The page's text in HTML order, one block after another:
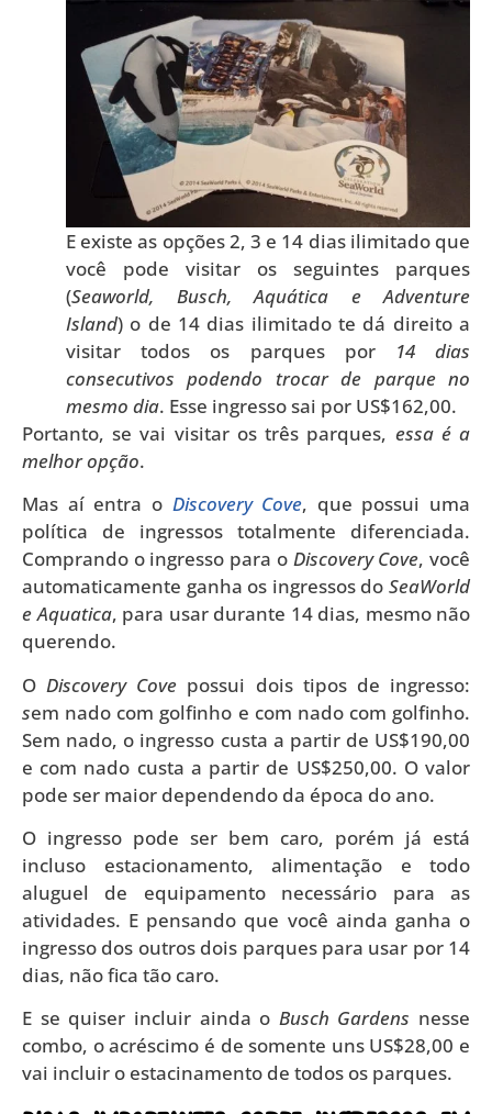
E existe as opções 2, 3 e 14 dias ilimitado que
você pode visitar os seguintes parques
(Seaworld, Busch, Aquática e Adventure
Island) o de 14 dias ilimitado te dá direito a
visitar todos os parques por 14 dias
consecutivos podendo trocar de parque no
mesmo dia. Esse ingresso sai por US$162,00.
Portanto, se vai visitar os três parques, essa é a
melhor opção.
Mas aí entra o Discovery Cove, que possui uma
política de ingressos totalmente diferenciada.
Comprando o ingresso para o Discovery Cove, você
automaticamente ganha os ingressos do SeaWorld
e Aquatica, para usar durante 14 dias, mesmo não
querendo.
O Discovery Cove possui dois tipos de ingresso:
sem nado com golfinho e com nado com golfinho.
Sem nado, o ingresso custa a partir de US$190,00
e com nado custa a partir de US$250,00. O valor
pode ser maior dependendo da época do ano.
O ingresso pode ser bem caro, porém já está
incluso estacionamento, alimentação e todo
aluguel de equipamento necessário para as
atividades. E pensando que você ainda ganha o
ingresso dos outros dois parques para usar por 14
dias, não fica tão caro.
E se quiser incluir ainda o Busch Gardens nesse
combo, o acréscimo é de somente uns US$28,00 e
vai incluir o estacinamento de todos os parques.